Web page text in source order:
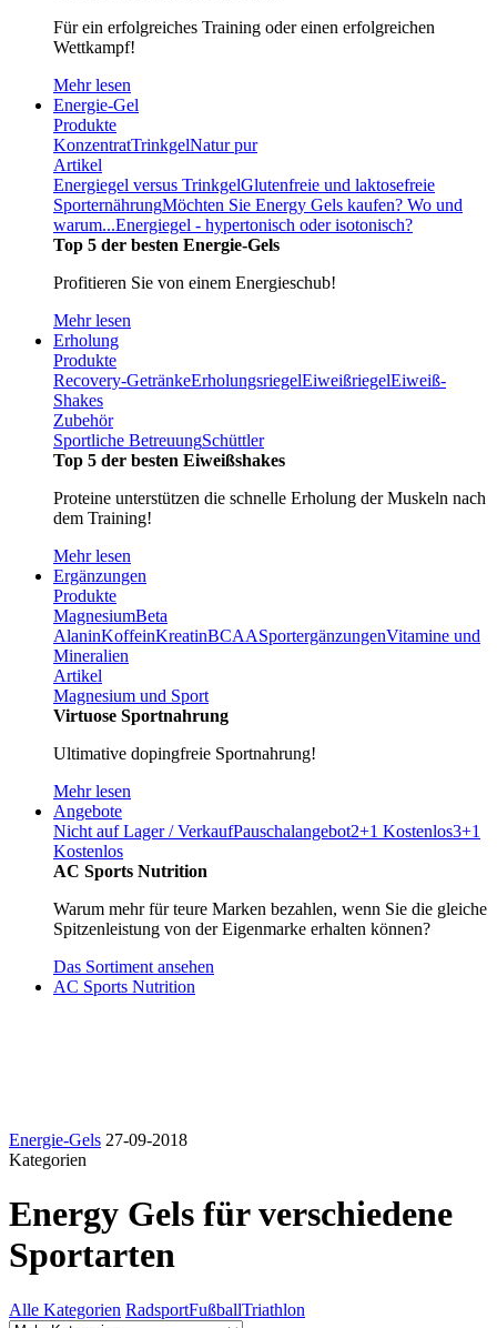
Für ein erfolgreiches Training oder einen erfolgreichen
Wettkampf!
Mehr lesen
Energie-Gel
Produkte
KonzentratTrinkgelNatur pur
Artikel
Energiegel versus TrinkgelGlutenfreie und laktosefreie
SporternährungMöchten Sie Energy Gels kaufen? Wo und
warum...Energiegel - hypertonisch oder isotonisch?
Top 5 der besten Energie-Gels
Profitieren Sie von einem Energieschub!
Mehr lesen
Erholung
Produkte
Recovery-GetränkeErholungsriegelEiweißriegelEiweiß-
Shakes
Zubehör
Sportliche BetreuungSchüttler
Top 5 der besten Eiweißshakes
Proteine unterstützen die schnelle Erholung der Muskeln nach
dem Training!
Mehr lesen
Ergänzungen
Produkte
MagnesiumBeta
AlaninKoffeinKreatinBCAASportergänzungenVitamine und
Mineralien
Artikel
Magnesium und Sport
Virtuose Sportnahrung
Ultimative dopingfreie Sportnahrung!
Mehr lesen
Angebote
Nicht auf Lager / VerkaufPauschalangebot2+1 Kostenlos3+1
Kostenlos
AC Sports Nutrition
Warum mehr für teure Marken bezahlen, wenn Sie die gleiche
Spitzenleistung von der Eigenmarke erhalten können?
Das Sortiment ansehen
AC Sports Nutrition
Energie-Gels 27-09-2018
Kategorien
Energy Gels für verschiedene
Sportarten
Alle Kategorien RadsportFußballTriathlon